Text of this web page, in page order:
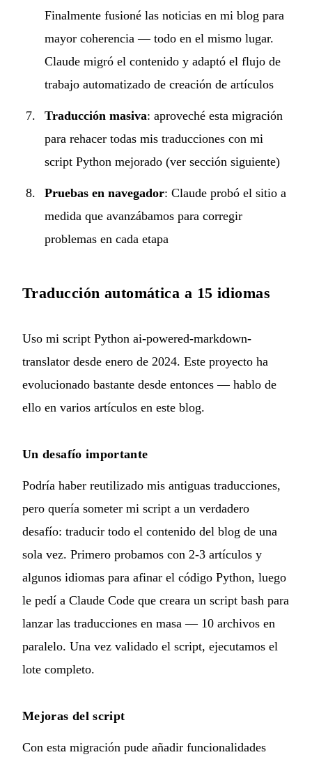
Finalmente fusioné las noticias en mi blog para
mayor coherencia — todo en el mismo lugar.
Claude migró el contenido y adaptó el flujo de
trabajo automatizado de creación de artículos
Traducción masiva: aproveché esta migración
para rehacer todas mis traducciones con mi
script Python mejorado (ver sección siguiente)
Pruebas en navegador: Claude probó el sitio a
medida que avanzábamos para corregir
problemas en cada etapa
Traducción automática a 15 idiomas
Uso mi script Python ai-powered-markdown-
translator desde enero de 2024. Este proyecto ha
evolucionado bastante desde entonces — hablo de
ello en varios artículos en este blog.
Un desafío importante
Podría haber reutilizado mis antiguas traducciones,
pero quería someter mi script a un verdadero
desafío: traducir todo el contenido del blog de una
sola vez. Primero probamos con 2-3 artículos y
algunos idiomas para afinar el código Python, luego
le pedí a Claude Code que creara un script bash para
lanzar las traducciones en masa — 10 archivos en
paralelo. Una vez validado el script, ejecutamos el
lote completo.
Mejoras del script
Con esta migración pude añadir funcionalidades